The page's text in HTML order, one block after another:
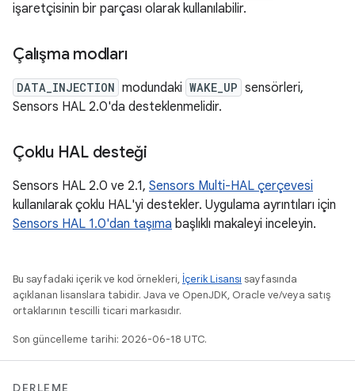
işaretçisinin bir parçası olarak kullanılabilir.
Çalışma modları
DATA_INJECTION modundaki WAKE_UP sensörleri,
Sensors HAL 2.0'da desteklenmelidir.
Çoklu HAL desteği
Sensors HAL 2.0 ve 2.1, Sensors Multi-HAL çerçevesi
kullanılarak çoklu HAL'yi destekler. Uygulama ayrıntıları için
Sensors HAL 1.0'dan taşıma başlıklı makaleyi inceleyin.
Bu sayfadaki içerik ve kod örnekleri, İçerik Lisansı sayfasında
açıklanan lisanslara tabidir. Java ve OpenJDK, Oracle ve/veya satış
ortaklarının tescilli ticari markasıdır.
Son güncelleme tarihi: 2026-06-18 UTC.
DERLEME